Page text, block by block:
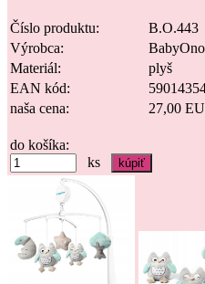
Číslo produktu:
B.O.443
Výrobca:
BabyOno
Materiál:
plyš
EAN kód:
naša cena:
27,00
do košíka:
ks